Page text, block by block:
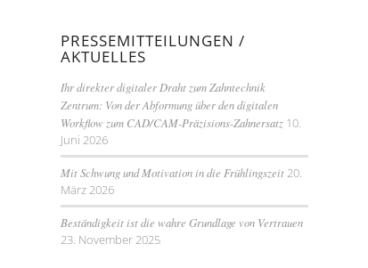
PRESSEMITTEILUNGEN /
AKTUELLES
Ihr direkter digitaler Draht zum Zahntechnik
Zentrum: Von der Abformung über den digitalen
Workflow zum CAD/CAM-Präzisions-Zahnersatz 10.
Juni 2026
Mit Schwung und Motivation in die Frühlingszeit 20.
März 2026
Beständigkeit ist die wahre Grundlage von Vertrauen
23. November 2025